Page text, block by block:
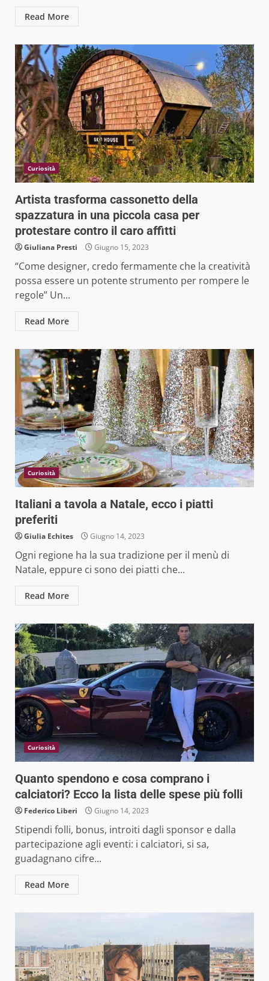
Read More
Curiosità
Artista trasforma cassonetto della
spazzatura in una piccola casa per
protestare contro il caro affitti
Giuliana Presti Giugno 15, 2023
“Come designer, credo fermamente che la creatività
possa essere un potente strumento per rompere le
regole” Un...
Read More
Curiosità
Italiani a tavola a Natale, ecco i piatti
preferiti
Giulia Echites Giugno 14, 2023
Ogni regione ha la sua tradizione per il menù di
Natale, eppure ci sono dei piatti che...
Read More
Curiosità
Quanto spendono e cosa comprano i
calciatori? Ecco la lista delle spese più folli
Federico Liberi Giugno 14, 2023
Stipendi folli, bonus, introiti dagli sponsor e dalla
partecipazione agli eventi: i calciatori, si sa,
guadagnano cifre...
Read More